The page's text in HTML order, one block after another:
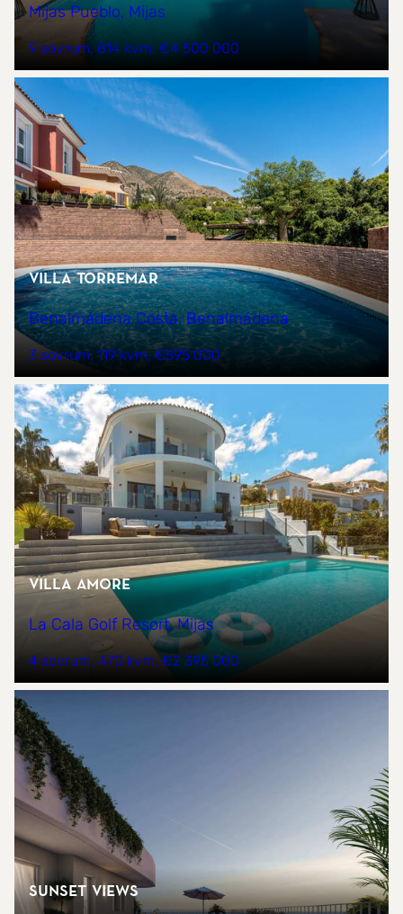
Mijas Pueblo, Mijas
9 sovrum 814 kvm €4 500 000
Villa Torremar
Benalmádena Costa, Benalmádena
3 sovrum 119 kvm €595 000
Villa Amore
La Cala Golf Resort, Mijas
4 sovrum 470 kvm €2 395 000
Sunset Views